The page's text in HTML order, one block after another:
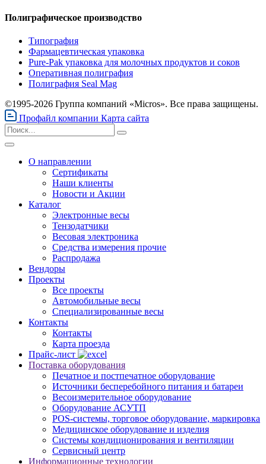
Полиграфическое производство
Типография
Фармацевтическая упаковка
Pure-Pak упаковка для молочных продуктов и соков
Оперативная полиграфия
Полиграфия Seal Mag
©1995-2026 Группа компаний «Micros». Все права защищены.
Профайл компании Карта сайта
О направлении
Сертификаты
Наши клиенты
Новости и Акции
Каталог
Электронные весы
Тензодатчики
Весовая электроника
Средства измерения прочие
Распродажа
Вендоры
Проекты
Все проекты
Автомобильные весы
Специализированные весы
Контакты
Контакты
Карта проезда
Прайс-лист
Поставка оборудования
Печатное и постпечатное оборудование
Источники бесперебойного питания и батареи
Весоизмерительное оборудование
Оборудование АСУТП
POS-системы, торговое оборудование, маркировка
Медицинское оборудование и изделия
Системы кондиционирования и вентиляции
Сервисный центр
Информационные технологии